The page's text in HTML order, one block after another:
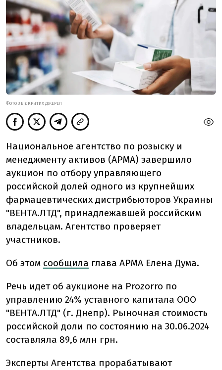
ФОТО З ВІДКРИТИХ ДЖЕРЕЛ
Национальное агентство по розыску и
менеджменту активов (АРМА) завершило
аукцион по отбору управляющего
российской долей одного из крупнейших
фармацевтических дистрибьюторов Украины
"ВЕНТА.ЛТД", принадлежавшей российским
владельцам. Агентство проверяет
участников.
Об этом сообщила глава АРМА Елена Дума.
Речь идет об аукционе на Prozorro по
управлению 24% уставного капитала ООО
"ВЕНТА.ЛТД" (г. Днепр). Рыночная стоимость
российской доли по состоянию на 30.06.2024
составляла 89,6 млн грн.
Эксперты Агентства прорабатывают